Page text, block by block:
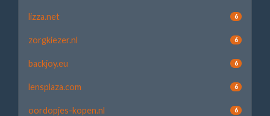
lizza.net 6
zorgkiezer.nl 6
backjoy.eu 6
lensplaza.com 6
oordopjes-kopen.nl 6